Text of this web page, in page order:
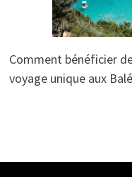
Comment bénéficier
voyage unique aux